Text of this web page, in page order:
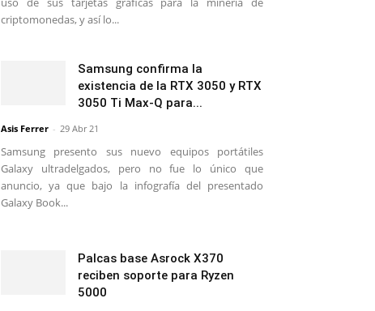
criptomonedas, y así lo...
Samsung confirma la
existencia de la RTX 3050 y RTX
3050 Ti Max-Q para...
Asis Ferrer - 29 Abr 21
Samsung presento sus nuevo equipos portátiles
Galaxy ultradelgados, pero no fue lo único que
anuncio, ya que bajo la infografía del presentado
Galaxy Book...
Palcas base Asrock X370
reciben soporte para Ryzen
5000